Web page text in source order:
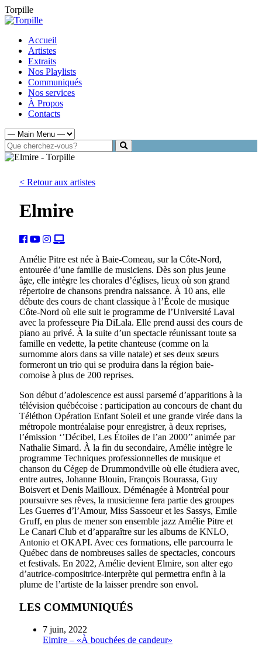
Torpille
Accueil
Artistes
Extraits
Nos Playlists
Communiqués
Nos services
À Propos
Contacts
< Retour aux artistes
Elmire
Amélie Pitre est née à Baie-Comeau, sur la Côte-Nord,
entourée d’une famille de musiciens. Dès son plus jeune
âge, elle intègre les chorales d’églises, lieux où son grand
répertoire de chansons prendra naissance. À 10 ans, elle
débute des cours de chant classique à l’École de musique
Côte-Nord où elle suit le programme de l’Université Laval
avec la professeure Pia DiLala. Elle prend aussi des cours de
piano au privé. À la suite d’un spectacle réunissant toute sa
famille en vedette, la petite chanteuse (comme on la
surnomme alors dans sa ville natale) et ses deux sœurs
formeront un trio qui se produira dans la région baie-
comoise à plus de 200 reprises.
Son début d’adolescence est aussi parsemé d’apparitions à la
télévision québécoise : participation au concours de chant du
Téléthon Opération Enfant Soleil et une grande virée dans la
métropole montréalaise pour enregistrer, à deux reprises,
l’émission ‘’Décibel, Les Étoiles de l’an 2000’’ animée par
Nathalie Simard. À la fin du secondaire, Amélie intègre le
programme Techniques professionnelles de musique et
chanson du Cégep de Drummondville où elle étudiera avec,
entre autres, Johanne Blouin, François Bourassa, Guy
Boisvert et Denis Mailloux. Déménagée à Montréal pour
poursuivre ses rêves, la musicienne fera partie des groupes
Les Guerres d’l’Amour, Miss Sassoeur et les Sassys, Emile
Gruff, en plus de mener son ensemble jazz Amélie Pitre et
Le Canari Club et d’apparaître sur les albums de KNLO,
Antonio et OKAPI. Avec ces formations, elle parcourra le
Québec dans de nombreuses salles de spectacles, concours
et festivals. En 2022, Amélie devient Elmire, son alter ego
d’autrice-compositrice-interprète qui permettra enfin à la
plume de l’artiste de la laisser prendre son envol.
LES COMMUNIQUÉS
7 juin, 2022
Elmire – «À bouchées de candeur»